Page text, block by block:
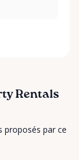
Rentals
proposés par ce